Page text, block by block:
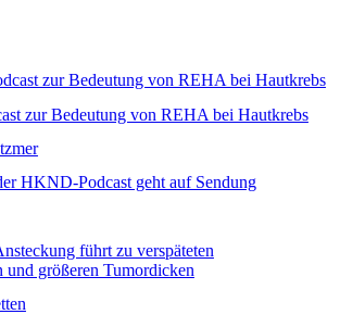
zur Bedeutung von REHA bei Hautkrebs
HKND-Podcast geht auf Sendung
führt zu verspäteten
und größeren Tumordicken